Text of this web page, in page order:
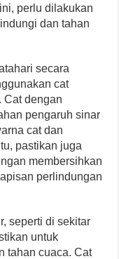
perlu dilakukan
dan tahan
secara
cat
Cat dengan
pengaruh sinar
cat dan
pastikan juga
membersihkan
perlindungan
seperti di sekitar
untuk
tahan cuaca. Cat